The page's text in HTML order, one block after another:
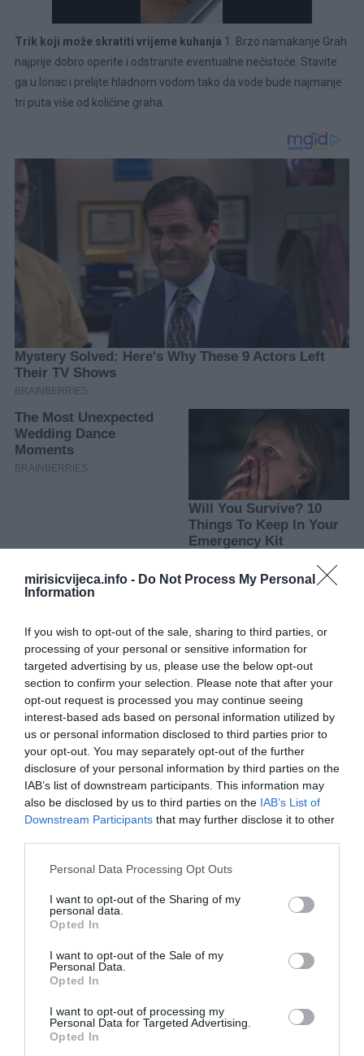
mirisicvijeca.info - Do Not Process My Personal
Information
If you wish to opt-out of the sale, sharing to third parties, or
processing of your personal or sensitive information for
targeted advertising by us, please use the below opt-out
section to confirm your selection. Please note that after your
opt-out request is processed you may continue seeing
interest-based ads based on personal information utilized by
us or personal information disclosed to third parties prior to
your opt-out. You may separately opt-out of the further
disclosure of your personal information by third parties on the
IAB’s list of downstream participants. This information may
also be disclosed by us to third parties on the IAB’s List of
Downstream Participants that may further disclose it to other
Please note that this website/app uses one or more Google
not limited to your visit or usage behaviour. You may click to
grant or deny consent to Google and its third-party tags to
use your data for below specified purposes in below Google
consent section.
Personal Data Processing Opt Outs
I want to opt-out of the Sharing of my
personal data.
Opted In
I want to opt-out of the Sale of my
Personal Data.
Opted In
I want to opt-out of processing my
Personal Data for Targeted Advertising.
Opted In
Trik koji može skratiti vrijeme kuhanja 1. Brzo namakanje Grah
najprije dobro operite i odstranite eventualne nečistoće. Stavite
ga u lonac i prelijte hladnom vodom tako da vode bude najmanje
tri puta više od količine graha.
Kada voda proključa, kuhajte još dvije do tri minute.
minuta. Nakon toga prospite vodu i naspite svježu prije nastavka
kuhanja. Ovaj postupak predstavlja brzu alternativu klasičnom
namakanju preko noći.
2. Prstohvat sode bikarbone
U svježu vodu mnogi dodaju vrlo malu količinu sode bikarbone –
tek prstohvat. Blago alkalna sredina može pomoći omekšavanju
brže. Važno je koristiti zaista malu količinu jer previše sode može
promijeniti okus i teksturu jela.